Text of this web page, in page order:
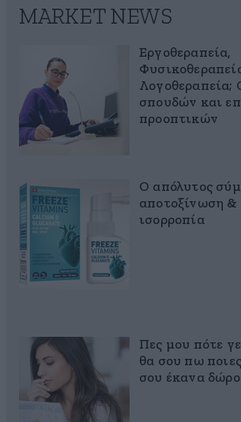
MARKET NEWS
Εργοθεραπεία,
Λογοθεραπεία;
σπουδών και
προοπτικών
Ο απόλυτος
αποτοξίνωση &
ισορροπία
Πες μου πότε
θα σου πω
σου έκανα